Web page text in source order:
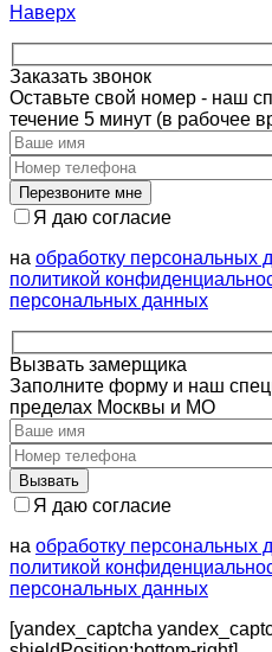
Наверх
Заказать звонок
Оставьте свой номер - наш
течение 5 минут (в рабочее
Я даю согласие
на обработку персональных
политикой
персональных данных
Вызвать замерщика
Заполните форму и наш
пределах Москвы и МО
Я даю согласие
на обработку персональных
политикой
персональных данных
[yandex_captcha